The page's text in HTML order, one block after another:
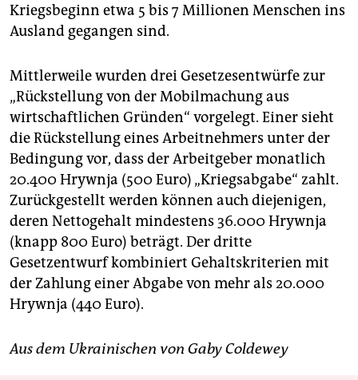
Kriegsbeginn etwa 5 bis 7 Millionen Menschen ins
Ausland gegangen sind.
Mittlerweile wurden drei Gesetzesentwürfe zur
„Rückstellung von der Mobilmachung aus
wirtschaftlichen Gründen“ vorgelegt. Einer sieht
die Rückstellung eines Arbeitnehmers unter der
Bedingung vor, dass der Arbeitgeber monatlich
20.400 Hrywnja (500 Euro) „Kriegsabgabe“ zahlt.
Zurückgestellt werden können auch diejenigen,
deren Nettogehalt mindestens 36.000 Hrywnja
(knapp 800 Euro) beträgt. Der dritte
Gesetzentwurf kombiniert Gehaltskriterien mit
der Zahlung einer Abgabe von mehr als 20.000
Hrywnja (440 Euro).
Aus dem Ukrainischen von Gaby Coldewey